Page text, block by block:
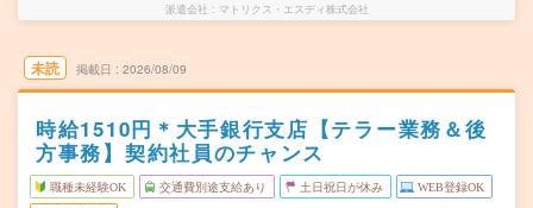
派遣会社 マトリクス・エスディ株式会社
未読 掲載日 2026/08/09
時給1510円＊大手銀行支店【テラー業務＆後
方事務】契約社員のチャンス
職種未経験OK 交通費別途支給あり 土日祝日が休み WEB登録OK